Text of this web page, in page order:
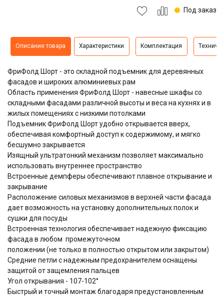
Под заказ
Описание товара Характеристики Комплектация
ФриФолд Шорт - это складной подъемник для деревянных
фасадов и широких алюминиевых рам
Область применения ФриФолд Шорт - навесные шкафы со
складными фасадами различной высоты и веса на кухнях и в
жилых помещениях с низкими потолками
Подъемник ФриФолд Шорт удобно открывается вверх,
обеспечивая комфортный доступ к содержимому, и мягко
бесшумно закрывается
Изящный ультратонкий механизм позволяет максимально
использовать внутреннее пространство
Встроенные демпферы обеспечивают плавное открывание и
закрывание
Расположение силовых механизмов в верхней части фасада
дает возможность на установку дополнительных полок и
сушки для посуды
Встроенная технология обеспечивает надежную фиксацию
фасада в любом промежуточном
положении (не только в полностью открытом или закрытом)
Средние петли с надежным предохранителем оснащены
защитой от защемления пальцев
Угол открывания - 107-102°
Быстрый и точный монтаж благодаря предустановленным